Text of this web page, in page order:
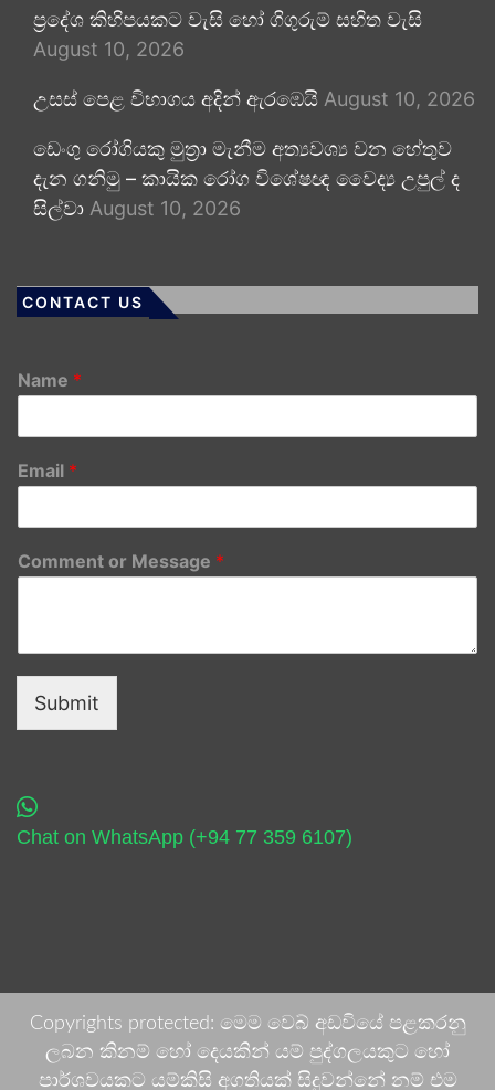
ප්‍රදේශ කිහිපයකට වැසි හෝ ගිගුරුම් සහිත වැසි
August 10, 2026
උසස් පෙළ විභාගය අදින් ඇරඹෙයි August 10, 2026
ඩෙංගු රෝගියකු ⁣මුත්‍රා මැනීම අත්‍යවශ්‍ය වන හේතුව
දැන ගනිමු – කායික රෝග විශේෂඥ වෛද්‍ය උපුල් ද
සිල්වා August 10, 2026
CONTACT US
Name *
Email *
Comment or Message *
Submit
Chat on WhatsApp (+94 77 359 6107)
Copyrights protected: මෙම වෙබ් අඩවියේ පළකරනු
ලබන කිනම් හෝ දෙයකින් යම් පුද්ගලයකුට හෝ
පාර්ශවයකට යම්කිසි අගතියක් සිදුවන්නේ නම් එම